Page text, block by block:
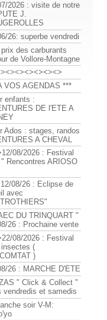
2026 : visite de notre
J.
26: superbe vendredi
des carburants
de Vollore-Montagne
VOS AGENDAS ***
enfants :
DE l'ETE A
Ados : stages, randos
A CHEVAL
08/2026 : Festival
Rencontres ARIOSO
08/26 : Eclipse de
avec
DU TRINQUART "
26 : Prochaine vente
08/2026 : Festival
(
)
26 : MARCHE D'ETE
" Click & Collect "
vendredis et samedis
soir V-M: